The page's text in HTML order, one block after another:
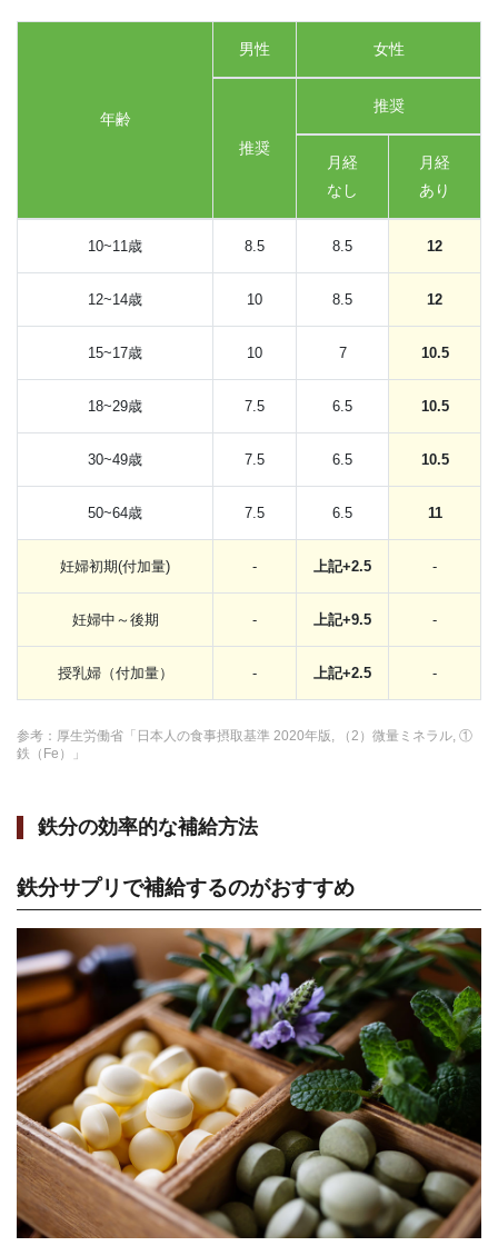
年齢
男性 女性
推奨
推奨
月経
なし
月経
あり
10~11歳 8.5 8.5 12
12~14歳 10 8.5 12
15~17歳 10 7 10.5
18~29歳 7.5 6.5 10.5
30~49歳 7.5 6.5 10.5
50~64歳 7.5 6.5 11
妊婦初期(付加量) - 上記+2.5 -
妊婦中～後期 - 上記+9.5 -
授乳婦（付加量） - 上記+2.5 -
参考：厚生労働省「日本人の食事摂取基準 2020年版, （2）微量ミネラル, ①
鉄（Fe）」
鉄分の効率的な補給方法
鉄分サプリで補給するのがおすすめ